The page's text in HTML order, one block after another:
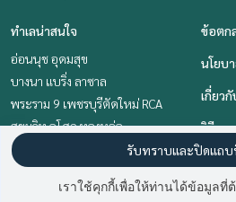
ทำเลน่าสนใจ
อ่อนนุช อุดมสุข
บางนา แบริ่ง ลาซาล
พระราม 9 เพชรบุรีตัดใหม่ RCA
สุขุมวิท อโศก ทองหล่อ
สยาม จุฬา สามย่าน
คลองเตย กล้วยน้ำไท
ข้อตก
นโยบ
เกี่ยวกั
วิธีกา
ติดต่อ
เราใช้คุกกี้เพื่อให้ท่านได้ข้อมูลที่
รับทราบและปิดแถบ